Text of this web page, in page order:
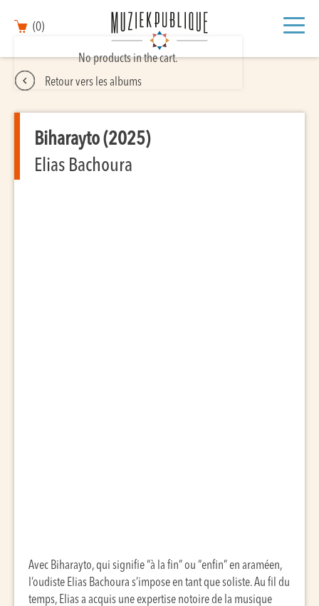
(0)
No products in the cart.
Retour vers les albums
Biharayto (2025)
Elias Bachoura
Avec Biharayto, qui signifie “à la fin” ou “enfin” en araméen,
l’oudiste Elias Bachoura s’impose en tant que soliste. Au fil du
temps, Elias a acquis une expertise notoire de la musique